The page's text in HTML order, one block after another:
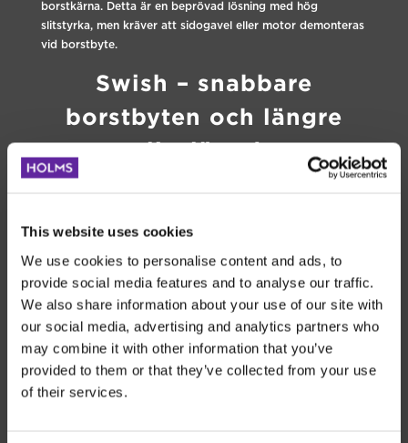
This website uses cookies
We use cookies to personalise content and ads, to
provide social media features and to analyse our traffic.
We also share information about your use of our site with
our social media, advertising and analytics partners who
may combine it with other information that you’ve
provided to them or that they’ve collected from your use
of their services.
borstkärna. Detta är en beprövad lösning med hög
slitstyrka, men kräver att sidogavel eller motor demonteras
vid borstbyte.
Swish – snabbare
borstbyten och längre
livslängd
alltid är borststrån i marken.
Bättre resultat